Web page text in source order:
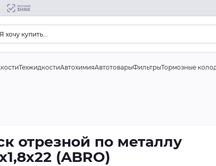
ТехжидкостиАвтохимияАвтотоварыФильтрыТормозные
отрезной по металлу
(ABRO)